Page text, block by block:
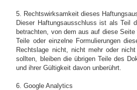
5. Rechtswirksamkeit dieses
Dieser Haftungsausschluss ist als Teil
betrachten, von dem aus auf diese
Teile oder einzelne Formulierungen
Rechtslage nicht, nicht mehr oder
sollten, bleiben die übrigen Teile des
und ihrer Gültigkeit davon unberührt.
6. Google Analytics